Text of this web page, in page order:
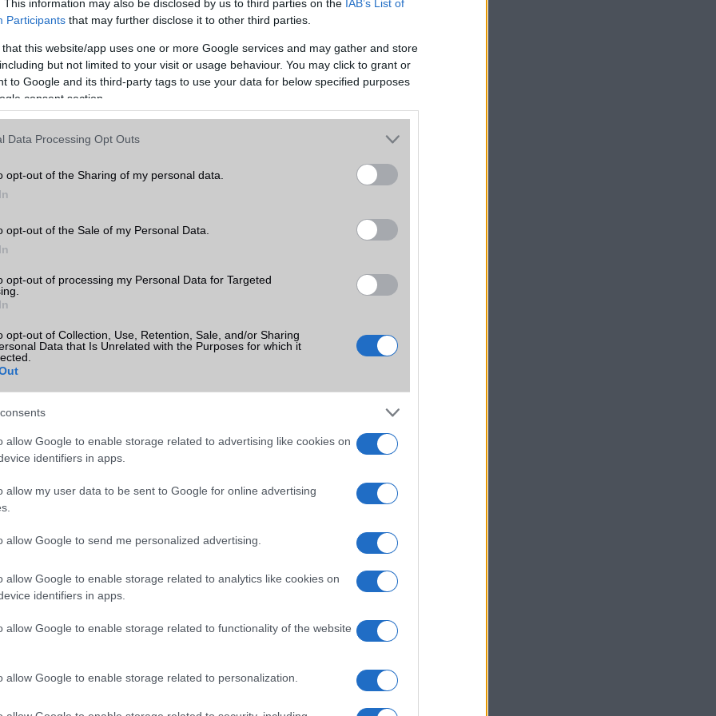
This information may also be disclosed by us to third parties on the IAB’s List of
Participants that may further disclose it to other third parties.
that this website/app uses one or more Google services and may gather and store
but not limited to your visit or usage behaviour. You may click to grant or
to Google and its third-party tags to use your data for below specified purposes
consent section.
Data Processing Opt Outs
opt-out of the Sharing of my personal data.
opt-out of the Sale of my Personal Data.
opt-out of processing my Personal Data for Targeted
opt-out of Collection, Use, Retention, Sale, and/or Sharing
Data that Is Unrelated with the Purposes for which it
allow Google to enable storage related to advertising like cookies on
identifiers in apps.
allow my user data to be sent to Google for online advertising
allow Google to send me personalized advertising.
allow Google to enable storage related to analytics like cookies on
identifiers in apps.
allow Google to enable storage related to functionality of the website
allow Google to enable storage related to personalization.
valóban sikerült javítania a teljesítményen és az energiahatékonyságon
az Exynos 990-hez képest. Ez az oka annak, hogy a Galaxy S21 szériába
teljesítményt és hosszabb üzemidőt kínálnak a Galaxy S20
képest.
még mindig nem olyan jó, mint a legújabb Snapdragon processzor. A
888valamivel jobb CPU teljesítménnyel és energiahatékonysággal
mint a Snapdragon 865+ és a Kirin 9000, de kissé lassabb, mint a